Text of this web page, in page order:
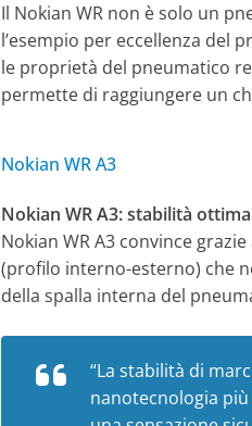
Il Nokian WR non è solo un
l’esempio per eccellenza del
le proprietà del pneumatico
permette di raggiungere un
Nokian WR A3
Nokian WR A3:stabilità
Nokian WR A3 convince
(profilo interno-esterno) che
della spalla interna del
“La stabilità di
nanotecnologia